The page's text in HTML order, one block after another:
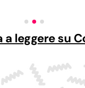
a leggere su